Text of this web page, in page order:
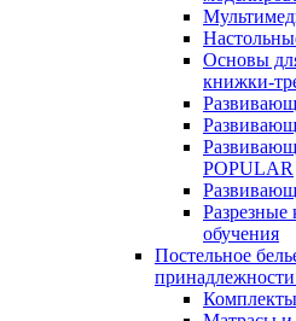
Основы
книжки-
POPULAR
Разрезные
обучения
Постельное
принадлежности
Комплекты